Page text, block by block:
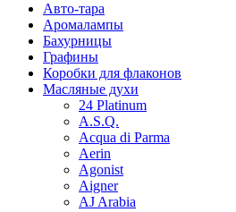
Авто-тара
Аромалампы
Бахурницы
Графины
Коробки для флаконов
Масляные духи
24 Platinum
A.S.Q.
Acqua di Parma
Aerin
Agonist
Aigner
AJ Arabia